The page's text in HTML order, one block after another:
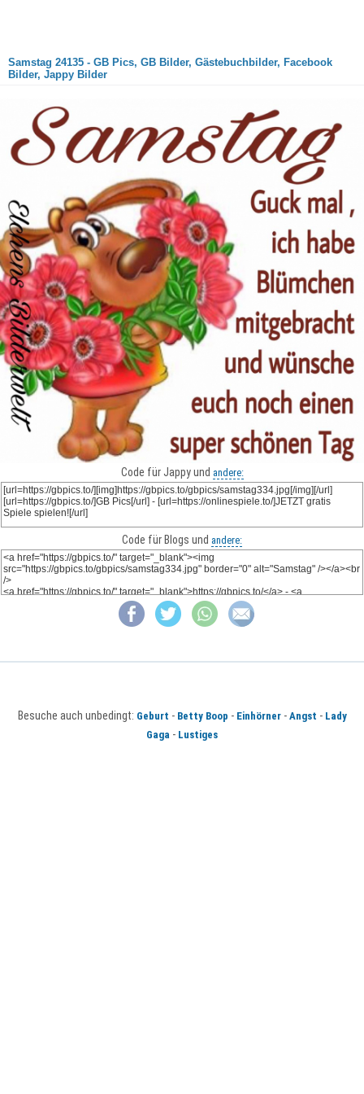
Samstag 24135 - GB Pics, GB Bilder, Gästebuchbilder, Facebook
Bilder, Jappy Bilder
Code für Jappy und andere:
Code für Blogs und andere:
Besuche auch unbedingt: Geburt - Betty Boop - Einhörner- Angst - Lady
Gaga - Lustiges